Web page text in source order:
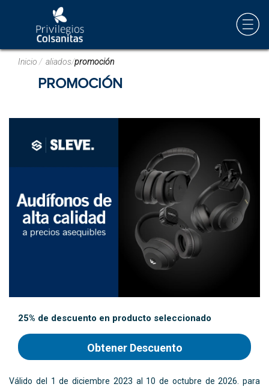
Inicio / aliados/promoción
PROMOCIÓN
25% de descuento en producto seleccionado
Válido del 1 de diciembre 2023 al 10 de octubre de 2026. para